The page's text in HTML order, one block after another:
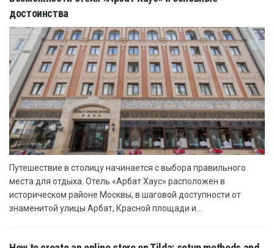
достоинства
Путешествие в столицу начинается с выбора правильного
места для отдыха. Отель «Арбат Хаус» расположен в
историческом районе Москвы, в шаговой доступности от
знаменитой улицы Арбат, Красной площади и...